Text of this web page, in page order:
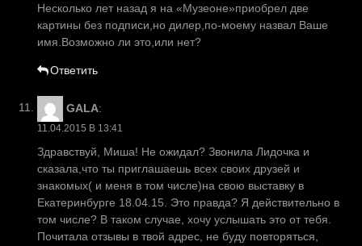
Несколько лет назад я на «Музеоне»приобрел две
картины без подписи,но дилер,по-моему назвал Ваше
имя.Возможно ли это,или нет?
Ответить
GALA:
11.04.2015 В 13:41
Здравствуй, Миша! Не ожидал? Звонила Лидочка и
сказала,что ты приглашаешь всех своих друзей и
знакомых( и меня в том числе)на свою выставку в
Екатеринбурге 18.04.15. Это правда? Я действительно в
том числе? В таком случае, хочу услышать это от тебя.
Почитала отзывы в твой адрес, не буду повторяться,